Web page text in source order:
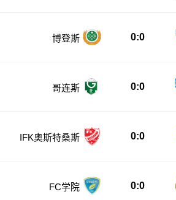
博登斯 0:0
哥连斯 0:0
IFK奥斯特桑斯 0:0
FC学院 0:0